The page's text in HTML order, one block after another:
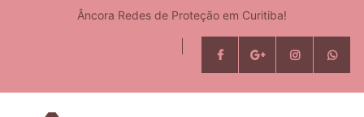
Âncora Redes de Proteção em Curitiba!